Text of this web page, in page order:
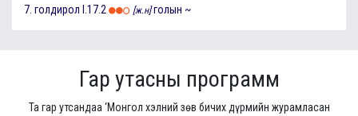
7. голдирол I.17.2 [ж.н] голын ~
Гар утасны программ
Та гар утсандаа ‘Монгол хэлний зөв бичих дүрмийн журамласан